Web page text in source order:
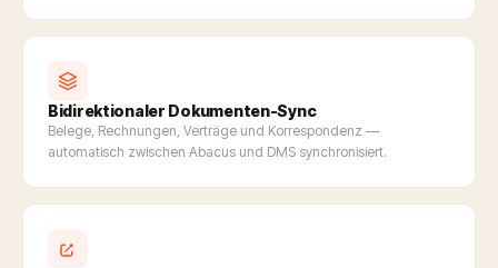
Bidirektionaler Dokumenten-Sync
Belege, Rechnungen, Verträge und Korrespondenz —
automatisch zwischen Abacus und DMS synchronisiert.